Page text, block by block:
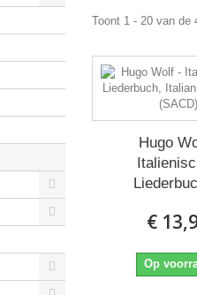
Toont 1 - 20 van de
Hugo
€
Op